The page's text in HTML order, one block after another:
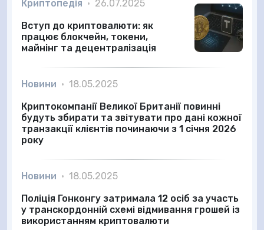
Криптопедія • 26.07.2025
Вступ до криптовалюти: як
працює блокчейн, токени,
майнінг та децентралізація
Новини • 18.05.2025
Криптокомпанії Великої Британії повинні
будуть збирати та звітувати про дані кожної
транзакції клієнтів починаючи з 1 січня 2026
року
Новини • 18.05.2025
Поліція Гонконгу затримала 12 осіб за участь
у транскордонній схемі відмивання грошей із
використанням криптовалюти